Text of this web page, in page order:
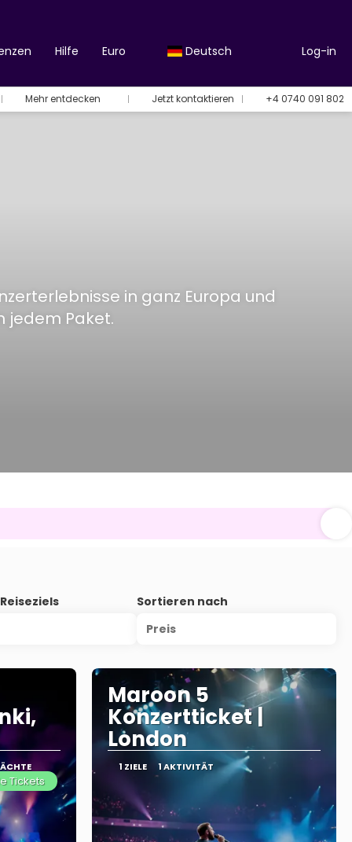
Hilfe Euro Deutsch Log-in
Mehr entdecken Jetzt kontaktieren +4 0740 091 802
in ganz Europa und
jedem Paket.
Sortieren nach
Preis
Tickets
Maroon 5
Konzertticket |
London
1 ZIELE 1 AKTIVITÄT